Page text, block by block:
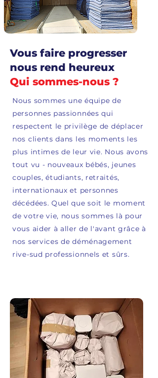
Vous faire progresser
nous rend heureux
Qui sommes-nous ?
Nous sommes une équipe de
personnes passionnées qui
respectent le privilège de déplacer
nos clients dans les moments les
plus intimes de leur vie. Nous avons
tout vu - nouveaux bébés, jeunes
couples, étudiants, retraités,
internationaux et personnes
décédées. Quel que soit le moment
de votre vie, nous sommes là pour
vous aider à aller de l'avant grâce à
nos services de déménagement
rive-sud professionnels et sûrs.